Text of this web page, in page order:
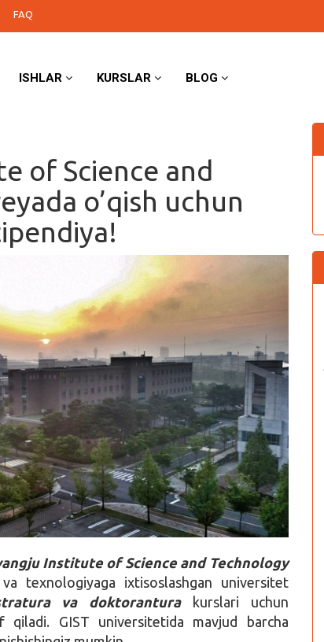
FAQ
ISHLAR KURSLAR BLOG
of Science and
o’qish uchun
Institute of Science and Technology
texnologiyaga ixtisoslashgan universitet
va doktoranturakurslari uchun
GIST universitetida mavjud barcha